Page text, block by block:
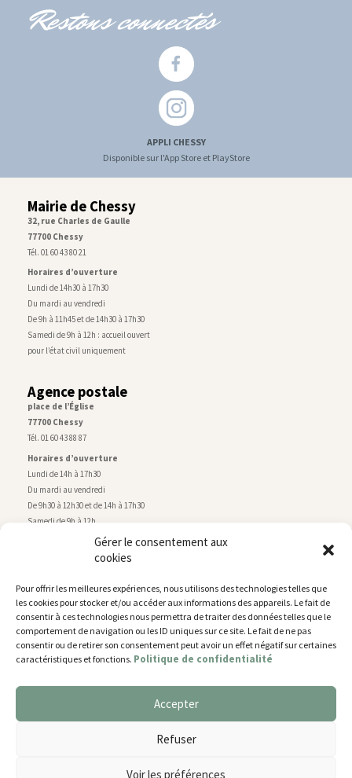
Gérer le consentement aux
cookies
Pour offrir les meilleures expériences, nous utilisons des technologies telles que
les cookies pour stocker et/ou accéder aux informations des appareils. Le fait de
consentir à ces technologies nous permettra de traiter des données telles que le
comportement de navigation ou les ID uniques sur ce site. Le fait de ne pas
consentir ou de retirer son consentement peut avoir un effet négatif sur certaines
caractéristiques et fonctions. Politique de confidentialité
Accepter
Refuser
Voir les préférences
Restons connectés
APPLI CHESSY
Disponible sur l'App Store et PlayStore
Mairie de Chessy
32, rue Charles de Gaulle
77700 Chessy
Tél. 01 60 43 80 21
Horaires d’ouverture
Lundi de 14h30 à 17h30
Du mardi au vendredi
De 9h à 11h45 et de 14h30 à 17h30
Samedi de 9h à 12h : accueil ouvert
pour l’état civil uniquement
Agence postale
place de l’Église
77700 Chessy
Tél. 01 60 43 88 87
Horaires d’ouverture
Lundi de 14h à 17h30
Du mardi au vendredi
De 9h30 à 12h30 et de 14h à 17h30
Samedi de 9h à 12h
Service technique
rue de Montry–77700 Chessy
Tél. 01 60 43 52 63
Horaires d’ouverture
Lundi, mardi et jeudi
De 9h à 11h45 et de 14h30 à 17h30
Nous utilisons des cookies pour vous offrir la meilleure
You can find out more about which cookies we are using or